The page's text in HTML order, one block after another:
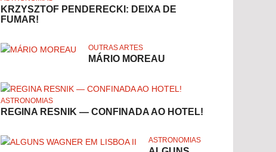
KRZYSZTOF PENDERECKI: DEIXA DE
FUMAR!
OUTRAS ARTES
MÁRIO MOREAU
ASTRONOMIAS
REGINA RESNIK — CONFINADA AO HOTEL!
ASTRONOMIAS